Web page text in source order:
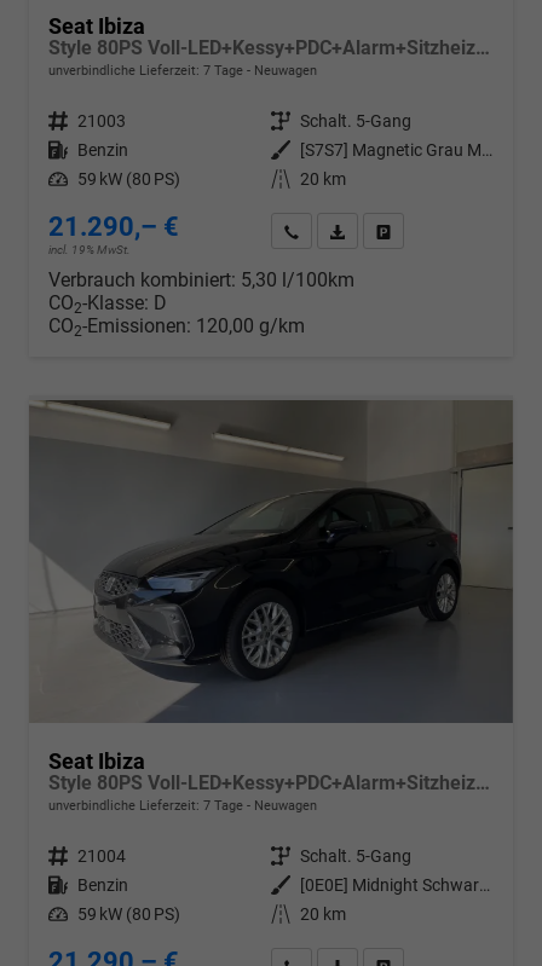
Seat Ibiza
Style 80PS Voll-LED+Kessy+PDC+Alarm+Sitzheizung+Kamera+App-Connect
unverbindliche Lieferzeit: 7 Tage Neuwagen
Fahrzeugnr. 21003 Getriebe Schalt. 5-Gang
Kraftstoff Benzin Außenfarbe
[S7S7] Magnetic Grau Metallic
Leistung 59 kW (80 PS) Kilometerstand 20 km
21.290,– €
incl. 19% MwSt.
Wir rufen Sie anPDF-Datei, Fahrzeugexposé
Verbrauch kombiniert: 5,30 l/100km
CO2-Klasse: D
CO2-Emissionen: 120,00 g/km
Seat Ibiza
Style 80PS Voll-LED+Kessy+PDC+Alarm+Sitzheizung+Kamera+App-Connect
unverbindliche Lieferzeit: 7 Tage Neuwagen
Fahrzeugnr. 21004 Getriebe Schalt. 5-Gang
Kraftstoff Benzin Außenfarbe
[0E0E] Midnight Schwarz Metallic
Leistung 59 kW (80 PS) Kilometerstand 20 km